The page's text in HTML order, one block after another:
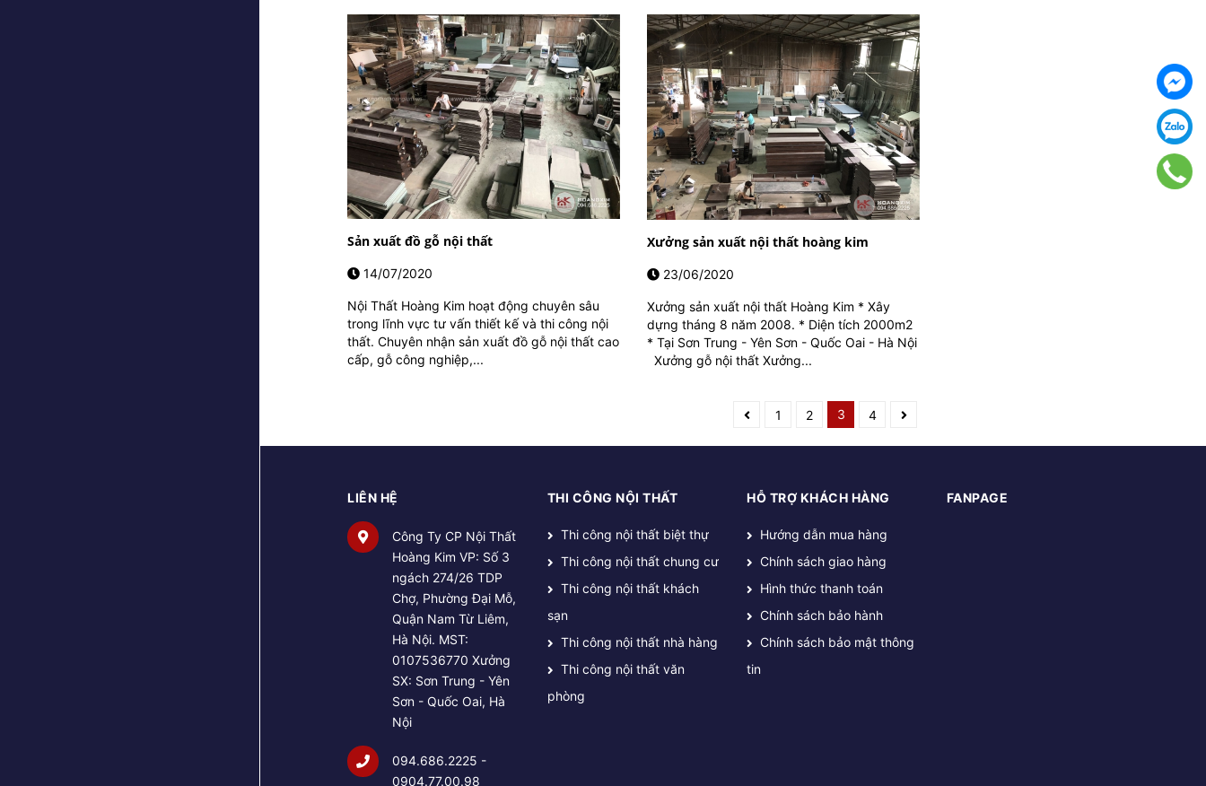
Sản xuất đồ gỗ nội thất
14/07/2020
Nội Thất Hoàng Kim hoạt động chuyên sâu
trong lĩnh vực tư vấn thiết kế và thi công nội
thất. Chuyên nhận sản xuất đồ gỗ nội thất cao
cấp, gỗ công nghiệp,...
Xưởng sản xuất nội thất hoàng kim
23/06/2020
Xưởng sản xuất nội thất Hoàng Kim * Xây
dựng tháng 8 năm 2008. * Diện tích 2000m2
* Tại Sơn Trung - Yên Sơn - Quốc Oai - Hà Nội
Xưởng gỗ nội thất Xưởng...
1 2 3 4
LIÊN HỆ
Công Ty CP Nội Thất
Hoàng Kim VP: Số 3
ngách 274/26 TDP
Chợ, Phường Đại Mỗ,
Quận Nam Từ Liêm,
Hà Nội. MST:
0107536770 Xưởng
SX: Sơn Trung - Yên
Sơn - Quốc Oai, Hà
Nội
094.686.2225 -
0904.77.00.98
THI CÔNG NỘI THẤT
Thi công nội thất biệt thự
Thi công nội thất chung cư
Thi công nội thất khách
sạn
Thi công nội thất nhà hàng
Thi công nội thất văn
phòng
HỖ TRỢ KHÁCH HÀNG
Hướng dẫn mua hàng
Chính sách giao hàng
Hình thức thanh toán
Chính sách bảo hành
Chính sách bảo mật thông
tin
FANPAGE